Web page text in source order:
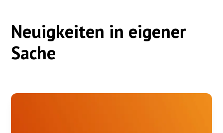
Neuigkeiten in eigener
Sache